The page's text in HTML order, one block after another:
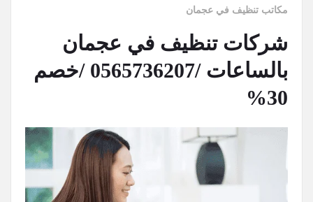
مكاتب تنظيف في عجمان
شركات تنظيف في عجمان
بالساعات /0565736207 /خصم
30%